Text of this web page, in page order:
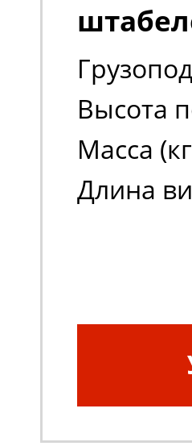
Высота
Масса
Длина